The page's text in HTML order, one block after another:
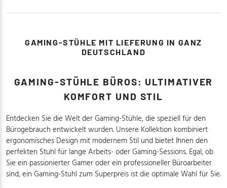
GAMING-STÜHLE MIT LIEFERUNG IN GANZ
DEUTSCHLAND
GAMING-STÜHLE BÜROS: ULTIMATIVER
KOMFORT UND STIL
Entdecken Sie die Welt der Gaming-Stühle, die speziell für den
Bürogebrauch entwickelt wurden. Unsere Kollektion kombiniert
ergonomisches Design mit modernem Stil und bietet Ihnen den
perfekten Stuhl für lange Arbeits- oder Gaming-Sessions. Egal, ob
Sie ein passionierter Gamer oder ein professioneller Büroarbeiter
sind, ein Gaming-Stuhl zum Superpreis ist die optimale Wahl für Sie.